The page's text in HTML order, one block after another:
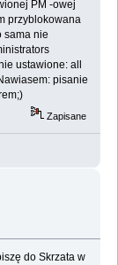
PM -owej
przyblokowana
sama nie
ustawione: all
pisanie
Zapisane
do Skrzata w